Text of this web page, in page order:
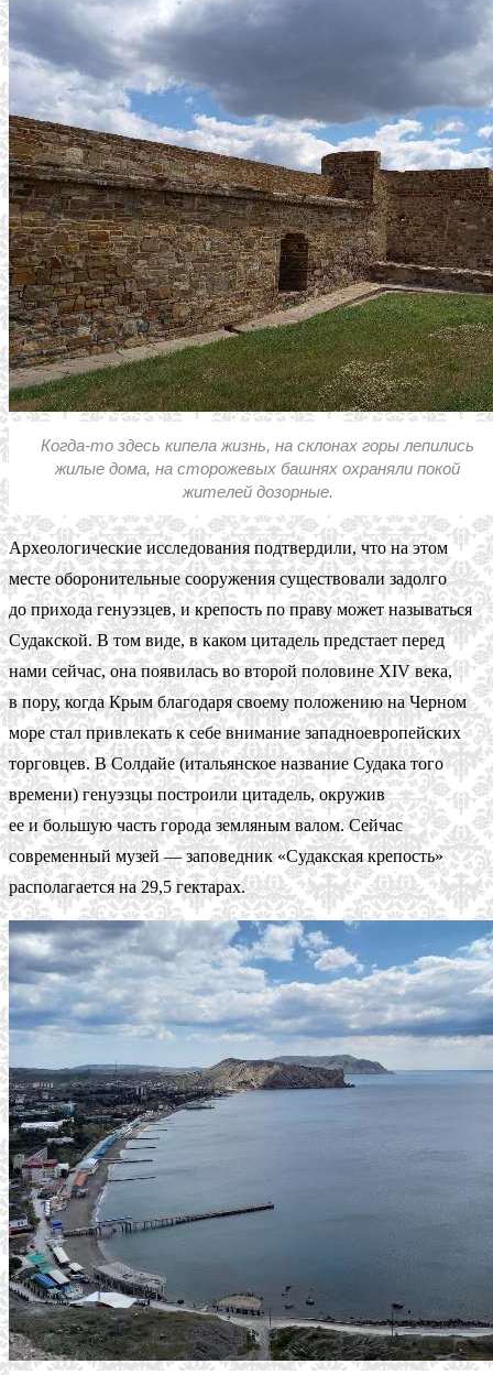
Когда-то здесь кипела жизнь, на склонах горы лепились
жилые дома, на сторожевых башнях охраняли покой
жителей дозорные.
Археологические исследования подтвердили, что на этом
месте оборонительные сооружения существовали задолго
до прихода генуэзцев, и крепость по праву может называться
Судакской. В том виде, в каком цитадель предстает перед
нами сейчас, она появилась во второй половине XIV века,
в пору, когда Крым благодаря своему положению на Черном
море стал привлекать к себе внимание западноевропейских
торговцев. В Солдайе (итальянское название Судака того
времени) генуэзцы построили цитадель, окружив
ее и большую часть города земляным валом. Сейчас
современный музей — заповедник «Судакская крепость»
располагается на 29,5 гектарах.